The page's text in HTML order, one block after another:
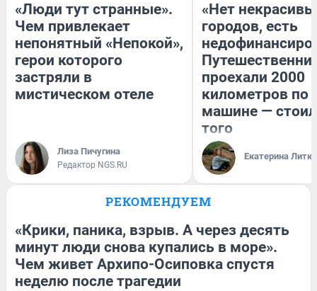
«Люди тут странные».
Чем привлекает
непонятный «Непокой»,
герои которого
застряли в
мистическом отеле
Лиза Пичугина
Редактор NGS.RU
«Нет
городов, есть
проехали 2000
километров по
машине —
того
Екатерина
РЕКОМЕНДУЕМ
«Крики, паника, взрыв. А через десять
минут люди снова купались в море».
Чем живет Архипо-Осиповка спустя
неделю после трагедии